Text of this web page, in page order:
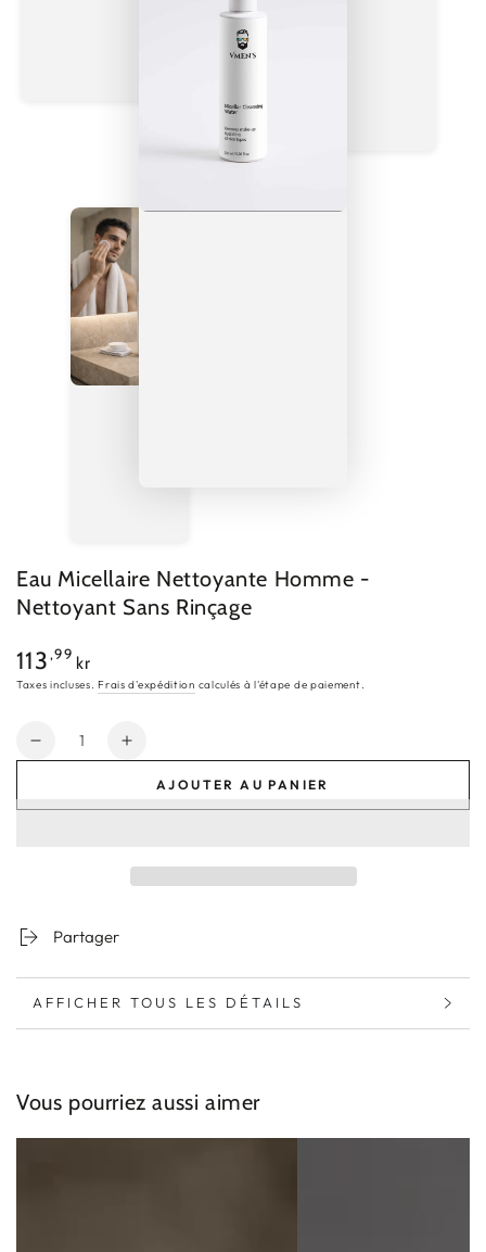
Eau Micellaire Nettoyante Homme -
Nettoyant Sans Rinçage
Prix
normal
113,99 kr
Taxes incluses.Frais d'expédition calculés à l'étape de paiement.
Réduire
-
Sans
Rinçage
Augmenter
quantité
Micellaire
Nettoyante
Sans
Rinçage
AJOUTER AU PANIER
Partager
AFFICHER TOUS LES DÉTAILS
Vous pourriez aussi aimer